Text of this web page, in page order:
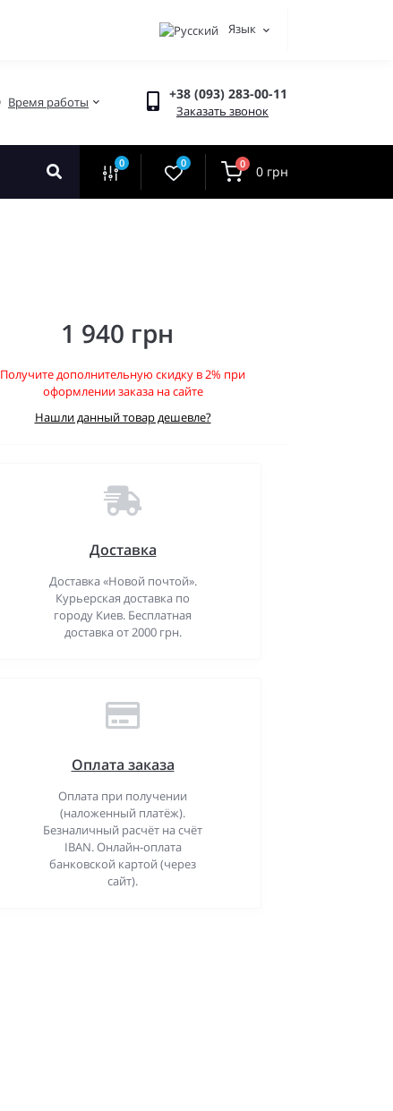
Язык
Время работы +38 (093) 283-00-11
Заказать звонок
0 0 0 0 грн
1 940 грн
Получите дополнительную скидку в 2% при
оформлении заказа на сайте
Нашли данный товар дешевле?
Доставка
Доставка «Новой почтой».
Курьерская доставка по
городу Киев. Бесплатная
доставка от 2000 грн.
Оплата заказа
Оплата при получении
(наложенный платёж).
Безналичный расчёт на счёт
IBAN. Онлайн-оплата
банковской картой (через
сайт).